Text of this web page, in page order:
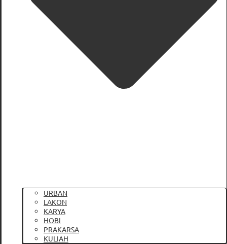
URBAN
LAKON
KARYA
HOBI
PRAKARSA
KULIAH